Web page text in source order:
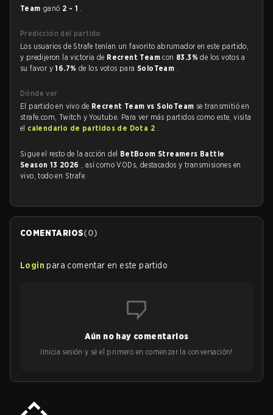
Team ganó 2 - 1 .
Predicción del partido
Los usuarios de Strafe tenían un favorito abrumador en este partido,
y predijeron la victoria de Recrent Teamcon 83.3%de los votos a
su favor y16.7% de los votos paraSoloTeam .
Dónde ver
El partido en vivo de Recrent Team vs SoloTeam se transmitió en
strafe.com, Twitch y Youtube. Para ver más partidos como este, visita
el calendario de partidos de Dota 2 .
Sigue el resto de la acción del BetBoom Streamers Battle
Season 13 2026 , así como VODs, destacados y transmisiones en
vivo, todo en Strafe.
COMENTARIOS(0)
Login para comentar en este partido
Aún no hay comentarios
¡Inicia sesión y sé el primero en comenzar la conversación!